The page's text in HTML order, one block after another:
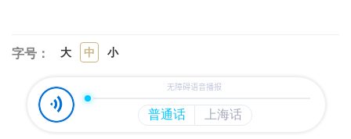
字号： 大 中 小